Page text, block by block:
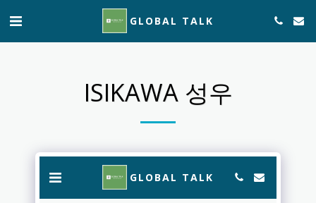
GLOBAL TALK
ISIKAWA 성우